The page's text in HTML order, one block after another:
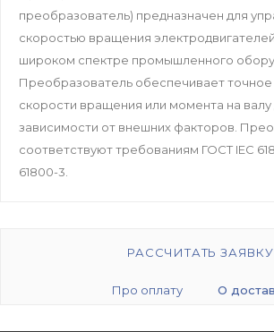
преобразователь) предназначен для
скоростью вращения
широком спектре промышленного
Преобразователь обеспечивает
скорости вращения или момента на валу
зависимости от внешних факторов.
соответствуют требованиям ГОСТ IEC
61800-3.
РАССЧИТАТЬ ЗАЯВКУ
Про оплату О